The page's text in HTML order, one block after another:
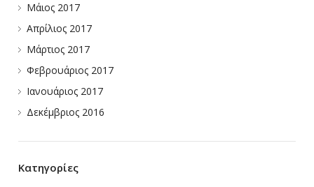
Μάιος 2017
Απρίλιος 2017
Μάρτιος 2017
Φεβρουάριος 2017
Ιανουάριος 2017
Δεκέμβριος 2016
Kατηγορίες